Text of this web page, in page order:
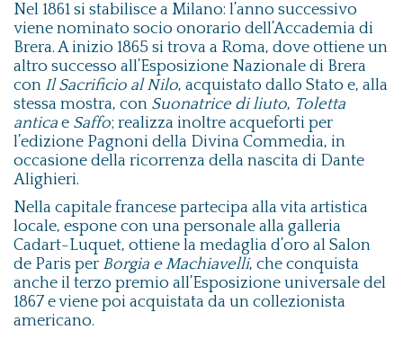
Nel 1861 si stabilisce a Milano: l’anno successivo
viene nominato socio onorario dell’Accademia di
Brera. A inizio 1865 si trova a Roma, dove ottiene un
altro successo all’Esposizione Nazionale di Brera
con Il Sacrificio al Nilo, acquistato dallo Stato e, alla
stessa mostra, con Suonatrice di liuto, Toletta
antica e Saffo; realizza inoltre acqueforti per
l’edizione Pagnoni della Divina Commedia, in
occasione della ricorrenza della nascita di Dante
Alighieri.
Nella capitale francese partecipa alla vita artistica
locale, espone con una personale alla galleria
Cadart-Luquet, ottiene la medaglia d’oro al Salon
de Paris per Borgia e Machiavelli, che conquista
anche il terzo premio all’Esposizione universale del
1867 e viene poi acquistata da un collezionista
americano.